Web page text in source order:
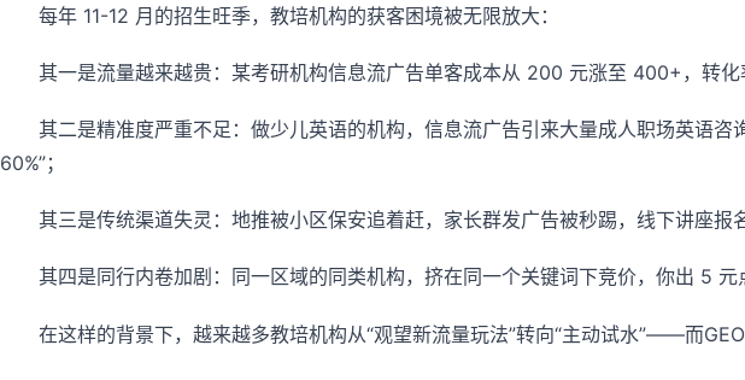
每年 11-12 月的招生旺季，教培机构的获客困境被无限放大：
其一是流量越来越贵：某考研机构信息流广告单客成本从 200 元涨至 400+，转化
其二是精准度严重不足：做少儿英语的机构，信息流广告引来大量成人职场英语
60%”；
其三是传统渠道失灵：地推被小区保安追着赶，家长群发广告被秒踢，线下讲座报
其四是同行内卷加剧：同一区域的同类机构，挤在同一个关键词下竞价，你出 5 元
在这样的背景下，越来越多教培机构从“观望新流量玩法”转向“主动试水”——而